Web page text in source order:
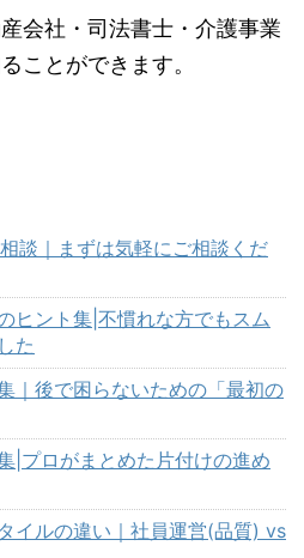
会社・司法書士・介護事業
ことができます。
談｜まずは気軽にご相談くだ
ヒント集|不慣れな方でもスム
た
｜後で困らないための「最初の
|プロがまとめた片付けの進め
イルの違い｜社員運営(品質) vs